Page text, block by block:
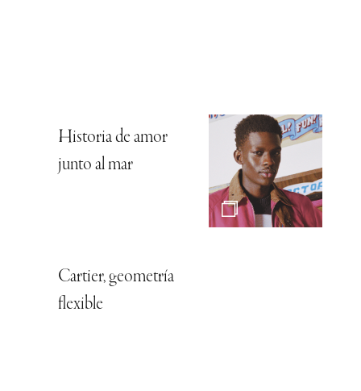
Historia de amor
junto al mar
Cartier, geometría
flexible